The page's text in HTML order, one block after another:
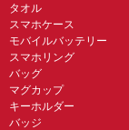
タオル
スマホケース
モバイルバッテリー
スマホリング
バッグ
マグカップ
キーホルダー
バッジ